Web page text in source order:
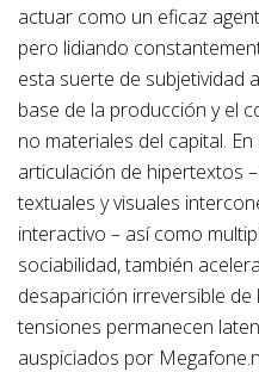
actuar como un eficaz
pero lidiando
esta suerte de subjetividad
base de la producción y el
no materiales del capital.
articulación de hipertextos
textuales y visuales
interactivo – así como
sociabilidad, también
desaparición irreversible
tensiones permanecen
auspiciados por